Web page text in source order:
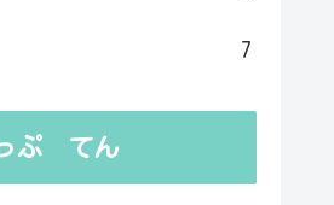
7
ぷ てん